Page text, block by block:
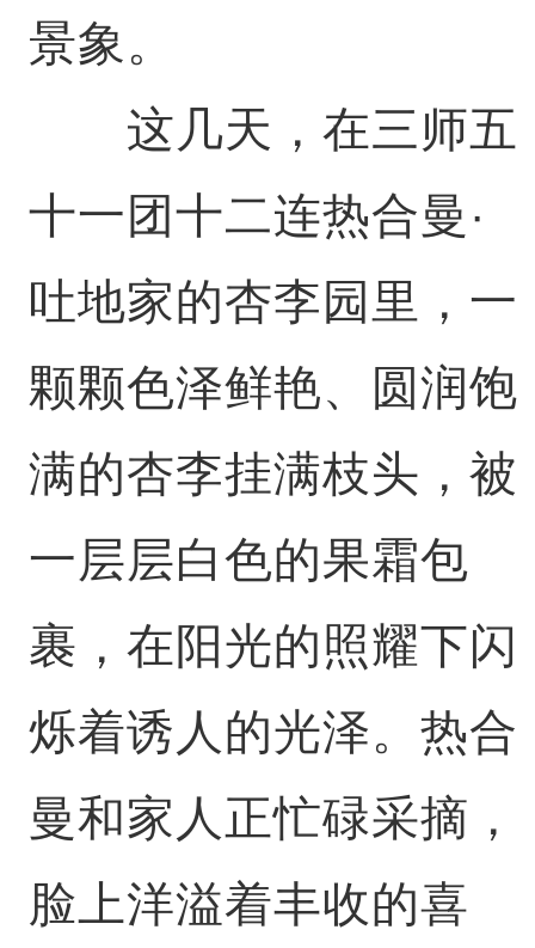
景象。
这几天，在三师五
十一团十二连热合曼·
吐地家的杏李园里，一
颗颗色泽鲜艳、圆润饱
满的杏李挂满枝头，被
一层层白色的果霜包
裹，在阳光的照耀下闪
烁着诱人的光泽。热合
曼和家人正忙碌采摘，
脸上洋溢着丰收的喜